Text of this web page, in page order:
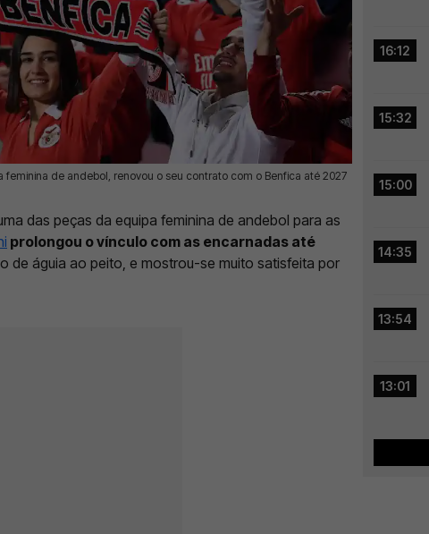
de andebol, renovou o seu contrato com o Benfica até 2027
das peças da equipa feminina de andebol para as
prolongou o vínculo com as encarnadas até
de águia ao peito, e mostrou-se muito satisfeita por
16:12
15:32
15:00
14:35
13:54
13:01